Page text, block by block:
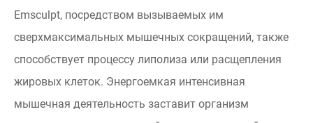
Emsculpt, посредством вызываемых им
сверхмаксимальных мышечных сокращений, также
способствует процессу липолиза или расщепления
жировых клеток. Энергоемкая интенсивная
мышечная деятельность заставит организм